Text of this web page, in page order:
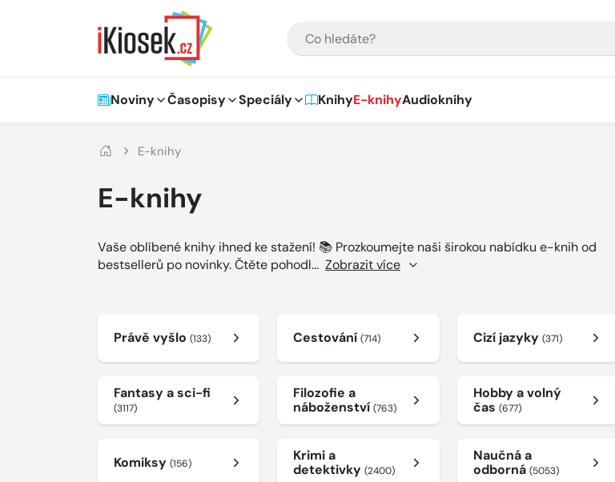
Hlavní navigace
Noviny Časopisy Speciály KnihyE-knihyAudioknihy
E-knihy
E-knihy
Vaše oblíbené knihy ihned ke stažení! 📚 Prozkoumejte naši širokou nabídku e-knih od
bestsellerů po novinky. Čtěte pohodl... Zobrazit více
Právě vyšlo (133) Cestování(714) Cizí jazyky (371)
Fantasy a sci-fi
(3117)
Filozofie a
náboženství(763)
Hobby a volný
čas (677)
Komiksy (156)
Krimi a
detektivky(2400)
Naučná a
odborná (5053)